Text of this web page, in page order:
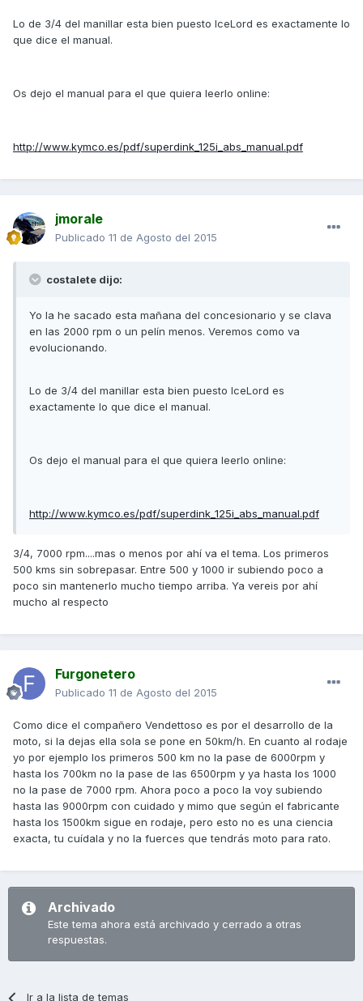
Lo de 3/4 del manillar esta bien puesto IceLord es exactamente lo
que dice el manual.
Os dejo el manual para el que quiera leerlo online:
http://www.kymco.es/pdf/superdink_125i_abs_manual.pdf
jmorale
Publicado 11 de Agosto del 2015
costalete dijo:
Yo la he sacado esta mañana del concesionario y se clava
en las 2000 rpm o un pelín menos. Veremos como va
evolucionando.
Lo de 3/4 del manillar esta bien puesto IceLord es
exactamente lo que dice el manual.
Os dejo el manual para el que quiera leerlo online:
http://www.kymco.es/pdf/superdink_125i_abs_manual.pdf
3/4, 7000 rpm....mas o menos por ahí va el tema. Los primeros
500 kms sin sobrepasar. Entre 500 y 1000 ir subiendo poco a
poco sin mantenerlo mucho tiempo arriba. Ya vereis por ahí
mucho al respecto
Furgonetero
Publicado 11 de Agosto del 2015
Como dice el compañero Vendettoso es por el desarrollo de la
moto, si la dejas ella sola se pone en 50km/h. En cuanto al rodaje
yo por ejemplo los primeros 500 km no la pase de 6000rpm y
hasta los 700km no la pase de las 6500rpm y ya hasta los 1000
no la pase de 7000 rpm. Ahora poco a poco la voy subiendo
hasta las 9000rpm con cuidado y mimo que según el fabricante
hasta los 1500km sigue en rodaje, pero esto no es una ciencia
exacta, tu cuídala y no la fuerces que tendrás moto para rato.
Archivado
Este tema ahora está archivado y cerrado a otras
respuestas.
Ir a la lista de temas